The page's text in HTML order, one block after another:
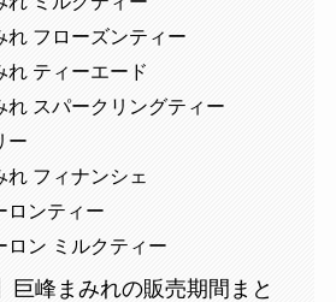
れ フローズンティー
れ ティーエード
れ スパークリングティー
ー
れ フィナンシェ
ロンティー
ロン ミルクティー
巨峰まみれの販売期間まと